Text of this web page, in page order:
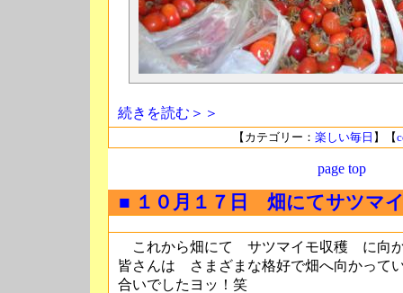
続きを読む＞＞
【カテゴリー： 楽しい毎日 】【
page top
■ １０月１７日 畑にてサツマ
これから畑にて サツマイモ収穫 に向
皆さんは さまざまな格好で畑へ向かって
合いでしたヨッ！笑